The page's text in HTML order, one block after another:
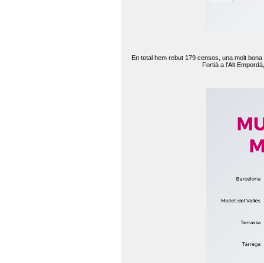
En total hem rebut 179 censos, una molt
Fortià a l'Alt